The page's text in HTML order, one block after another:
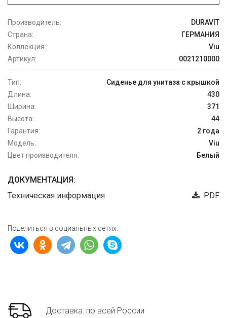
Производитель:
DURAVIT
Страна:
ГЕРМАНИЯ
Коллекция:
Viu
Артикул:
0021210000
Тип:
Сиденье для унитаза с крышкой
Длина:
430
Ширина:
371
Высота:
44
Гарантия:
2 года
Модель:
Viu
Цвет производителя:
Белый
ДОКУМЕНТАЦИЯ:
Техническая информация
PDF
Поделиться в социальных сетях:
Доставка: по всей России